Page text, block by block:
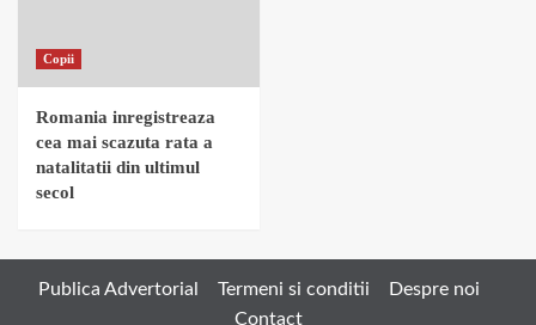
Copii
Romania inregistreaza
cea mai scazuta rata a
natalitatii din ultimul
secol
Publica Advertorial Termeni si conditii
Despre noi
Contact